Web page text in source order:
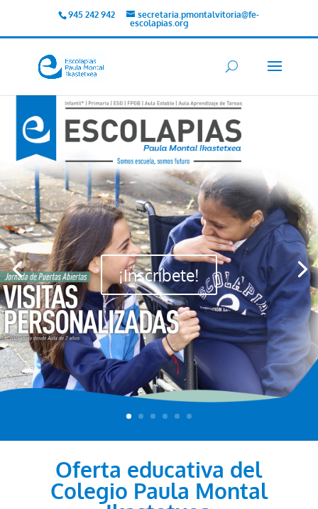
945 242 942
secretaria.pmontalvitoria@fe-
escolapias.org
Oferta educativa del
Colegio Paula Montal